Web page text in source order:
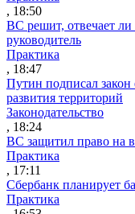
, 18:50
ВС решит, отвечает
руководитель
Практика
, 18:47
Путин подписал
развития территорий
Законодательство
, 18:24
ВС защитил право на
Практика
, 17:11
Сбербанк планирует
Практика